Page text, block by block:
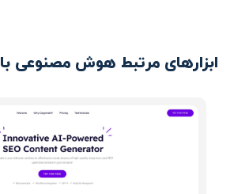
ابزارهای مرتبط هوش مصنوعی با robinai.com